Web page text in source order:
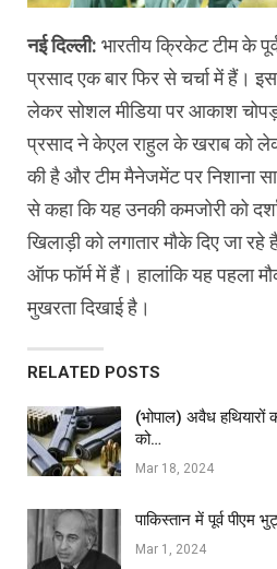
नई दिल्ली: भारतीय क्रिकेट टीम के
प्रसाद एक बार फिर से चर्चा में हैं।
लेकर सोशल मीडिया पर आकाश
प्रसाद ने केएल राहुल के खराब को
की है और टीम मैनेजमेंट पर निशाना
से कहा कि यह उनकी कमजोरी को
खिलाड़ी को लगातार मौके दिए जा
ऑफ फॉर्म में हैं। हालांकि यह पहला
मुखरता दिखाई है।
RELATED POSTS
(भोपाल) अवैध हथियारों
को…
Mar 18, 2024
पाकिस्तान में पूर्व पीएम
Mar 1, 2024